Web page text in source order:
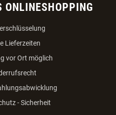
ONLINESHOPPING
Lieferzeiten
vor Ort möglich
- Sicherheit